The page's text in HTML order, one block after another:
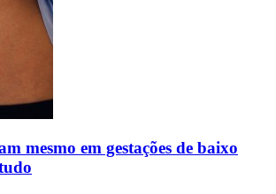
mesmo em gestações de baixo